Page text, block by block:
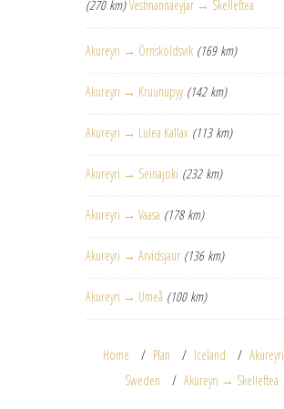
(270 km) Vestmannaeyjar → Skelleftea
Akureyri → Örnsköldsvik (169 km)
Akureyri → Kruunupyy (142 km)
Akureyri → Lulea Kallax (113 km)
Akureyri → Seinäjoki (232 km)
Akureyri → Vaasa (178 km)
Akureyri → Arvidsjaur (136 km)
Akureyri → Umeå (100 km)
Home Plan Iceland
Akureyri
Sweden
Akureyri → Skelleftea